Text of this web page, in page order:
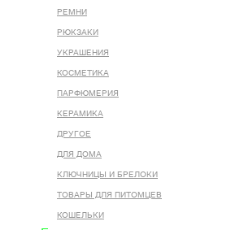
РЕМНИ
РЮКЗАКИ
УКРАШЕНИЯ
КОСМЕТИКА
ПАРФЮМЕРИЯ
КЕРАМИКА
ДРУГОЕ
ДЛЯ ДОМА
КЛЮЧНИЦЫ И БРЕЛОКИ
ТОВАРЫ ДЛЯ ПИТОМЦЕВ
КОШЕЛЬКИ